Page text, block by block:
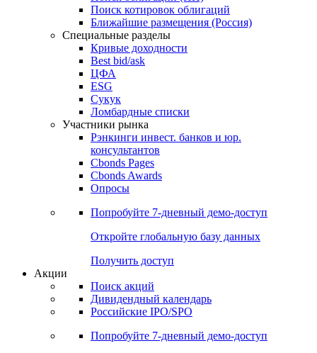
Облигации
Поиски
Поиск облигаций & Карты рынка
Поиск облигаций (ИИ)
Поиск котировок облигаций
Ближайшие размещения (Россия)
Специальные разделы
Кривые доходности
Best bid/ask
ЦФА
ESG
Сукук
Ломбардные списки
Участники рынка
Рэнкинги инвест. банков и юр.
Cbonds Pages
Опросы
Попробуйте7-дневный
Откройте глобальную базу данных
Получить доступ
Поиск акций